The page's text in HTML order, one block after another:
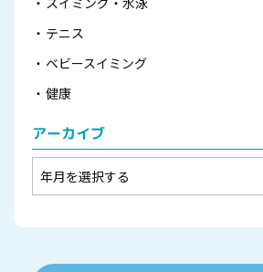
テニス
ベビースイミング
健康
アーカイブ